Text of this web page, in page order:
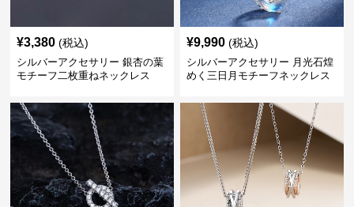
¥3,380 (税込)
シルバーアクセサリー 銀杏の葉
モチーフ二枚重ねネックレス
¥9,990 (税込)
シルバーアクセサリー 月光石煌
めく三日月モチーフネックレス